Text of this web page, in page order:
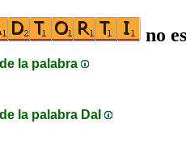
no
la palabra
la palabra DaI